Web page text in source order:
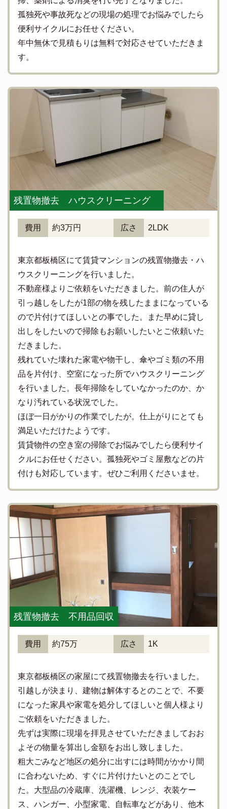
孤独死や事故死などの現場の処理でお悩みでしたら
便利サイクルにお任せください。
年中無休で見積もりは無料で対応させていただきま
す。
残置物撤去 ハウスクリーニング
費用 約3万円 広さ 2LDK
東京都板橋区にて賃貸マンションの残置物撤去・ハ
ウスクリーニングを行いました。
不動産様よりご依頼をいただきました。前の住人が
引っ越しをしたが1部の物を残したままになっている
ので片付けてほしいとの事でした。また早めに貸し
出しをしたいので掃除もお願いしたいとご依頼いた
だきました。
残れていた壊れた家電や物干し、傘やゴミ類の不用
品を片付け、空室になった所でハウスクリーニング
を行いました。長年掃除をしていなかったのか、か
なり汚れている状況でした。
ほぼ一日がかりの作業でしたが。仕上がりにとても
満足いただけたようです。
賃貸物件の空き室の掃除でお悩みでしたら便利サイ
クルにお任せください。孤独死やゴミ屋敷などの片
付けも対応しています。ぜひご利用くださいませ。
残置物撤去 不用品回収
費用 約75万 広さ 1K
東京都板橋区の家屋にて残置物撤去を行いました。
引越しが決まり、建物は解体するとのことで、不要
になった家具や家電を処分してほしいと個人様より
ご依頼をいただきました。
先ずは実際に現場を拝見させていただきましておお
よその物量を算出し金額をお出し致しました。
粗大ごみなど地区の処分に出すには時間がかかり間
に合わないため、すぐに片付けたいとのことでし
た。大型品の冷蔵庫、洗濯機、レンジ、衣装ケー
ス、ハンガー、小型家電、自転車などがあり、他木